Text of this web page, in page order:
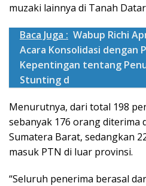
muzaki lainnya di Tanah
Baca Juga : Wabup Richi
Acara Konsolidasi dengan
Kepentingan tentang
Stunting d
Menurutnya, dari total 198
sebanyak 176 orang diterima
Sumatera Barat, sedangkan
masuk PTN di luar provinsi.
“Seluruh penerima berasal